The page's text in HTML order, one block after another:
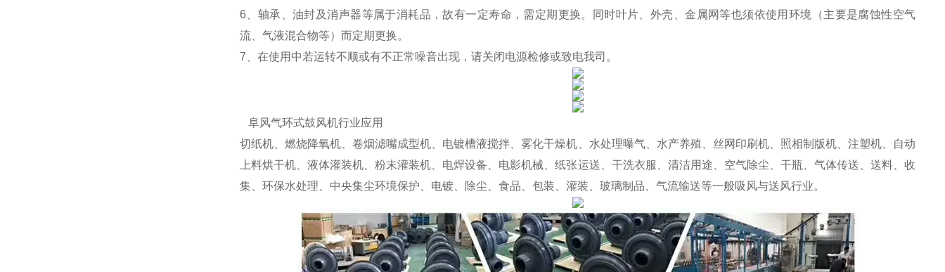
6、轴承、油封及消声器等属于消耗品，故有一定寿命，需定期更换。同时叶片、外壳、金属网等也须依使用环境（主要是腐蚀性空气
流、气液混合物等）而定期更换。
7、在使用中若运转不顺或有不正常噪音出现，请关闭电源检修或致电我司。
阜风气环式鼓风机行业应用
切纸机、燃烧降氧机、卷烟滤嘴成型机、电镀槽液搅拌、雾化干燥机、水处理曝气、水产养殖、丝网印刷机、照相制版机、注塑机、自动
上料烘干机、液体灌装机、粉末灌装机、电焊设备、电影机械、纸张运送、干洗衣服、清洁用途、空气除尘、干瓶、气体传送、送料、收
集、环保水处理、中央集尘环境保护、电镀、除尘、食品、包装、灌装、玻璃制品、气流输送等一般吸风与送风行业。